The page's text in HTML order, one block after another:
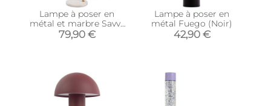
Lampe à poser en
métal et marbre Savvy
(Noir)
79,90 €
Lampe à poser en
métal Fuego (Noir)
42,90 €